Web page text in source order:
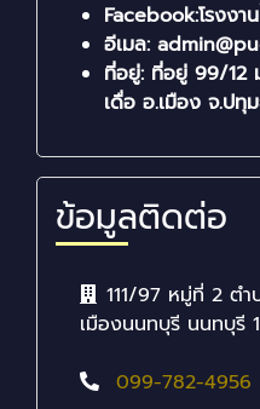
Facebook:โรงงา
อีเมล:
ที่อยู่: ที่อยู่ 99/12
เดื่อ อ.เมือง จ.ปทุ
ข้อมูลติดต่อ
111/97 หมู่ที่ 2 ตำ
เมืองนนทบุรี นนทบุรี
099-782-4956